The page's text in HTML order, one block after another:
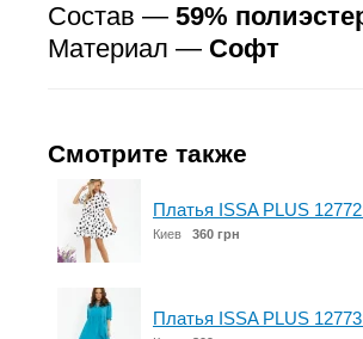
Состав — 59%
Материал — Софт
Смотрите также
Платья ISSA PLUS
Киев 360 грн
Платья ISSA PLUS